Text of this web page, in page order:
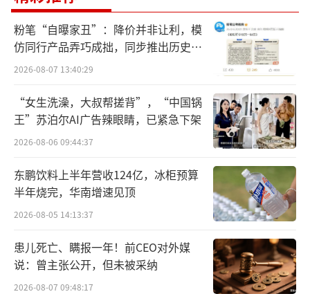
凭借着iOS生态的垄断地位，苹果税一直畅
微信小程序游戏中，用户想要充值时，往往被
导向游戏开发公司的客服中心进行付款，在抖
音上，短剧充值、虚拟课程购买也有类似现
象。
让苹果心焦的莫过于看别人吃肉，自己却
粉笔“自曝家丑”：降价并非让利，模
仿同行产品弄巧成拙，同步推出历史学
员退费方案
2026-08-07 13:40:29
“女生洗澡，大叔帮搓背”，“中国锅
王”苏泊尔AI广告辣眼睛，已紧急下架
2026-08-06 09:44:37
东鹏饮料上半年营收124亿，冰柜预算
半年烧完，华南增速见顶
2026-08-05 14:13:37
患儿死亡、瞒报一年！前CEO对外媒
说：曾主张公开，但未被采纳
2026-08-07 09:48:17